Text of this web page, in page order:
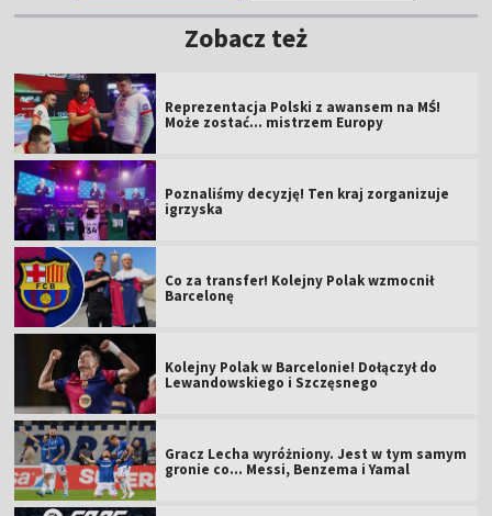
Zobacz też
Reprezentacja Polski z awansem na MŚ!
Może zostać... mistrzem Europy
Poznaliśmy decyzję! Ten kraj zorganizuje
igrzyska
Co za transfer! Kolejny Polak wzmocnił
Barcelonę
Kolejny Polak w Barcelonie! Dołączył do
Lewandowskiego i Szczęsnego
Gracz Lecha wyróżniony. Jest w tym samym
gronie co... Messi, Benzema i Yamal